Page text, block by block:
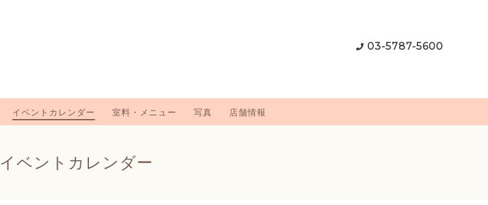
03-5787-5600
イベントカレンダー 室料・メニュー 写真 店舗情報
イベントカレンダー